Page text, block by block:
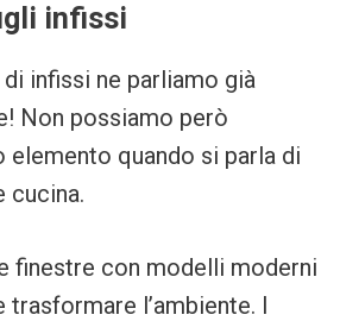
infissi
infissi ne parliamo già
Non possiamo però
elemento quando si parla di
cucina.
finestre con modelli moderni
l’ambiente. I